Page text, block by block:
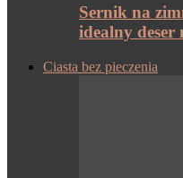
Sernik na
idealny
Ciasta bez pieczenia